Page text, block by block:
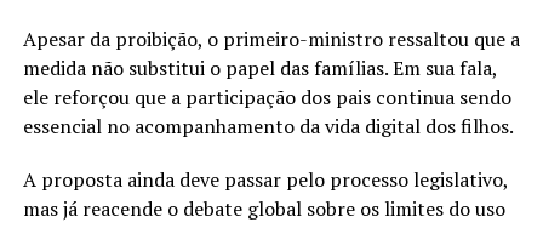
Apesar da proibição, o primeiro-ministro ressaltou que a
medida não substitui o papel das famílias. Em sua fala,
ele reforçou que a participação dos pais continua sendo
essencial no acompanhamento da vida digital dos filhos.
A proposta ainda deve passar pelo processo legislativo,
mas já reacende o debate global sobre os limites do uso